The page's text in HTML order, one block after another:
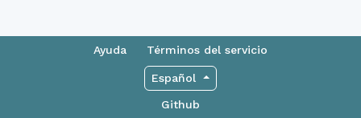
Ayuda Términos del servicio
Español
Github